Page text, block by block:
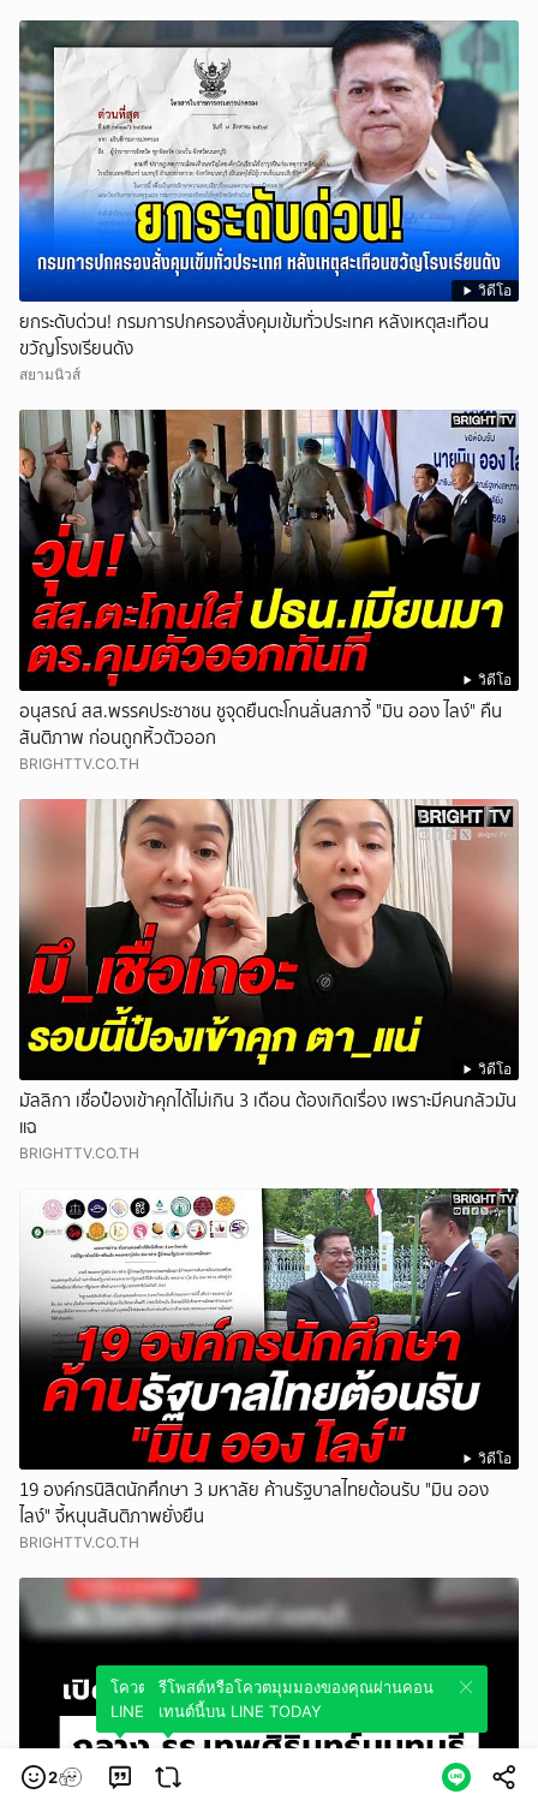
วิดีโอ
ยกระดับด่วน! กรมการปกครองสั่งคุมเข้มทั่วประเทศ หลังเหตุสะเทือน
ขวัญโรงเรียนดัง
สยามนิวส์
วิดีโอ
อนุสรณ์ สส.พรรคประชาชน ชูจุดยืนตะโกนลั่นสภาจี้ "มิน ออง ไลง์" คืน
สันติภาพ ก่อนถูกหิ้วตัวออก
BRIGHTTV.CO.TH
วิดีโอ
มัลลิกา เชื่อป๋องเข้าคุกได้ไม่เกิน 3 เดือน ต้องเกิดเรื่อง เพราะมีคนกลัวมัน
แฉ
BRIGHTTV.CO.TH
วิดีโอ
19 องค์กรนิสิตนักศึกษา 3 มหาลัย ค้านรัฐบาลไทยต้อนรับ "มิน ออง
ไลง์" จี้หนุนสันติภาพยั่งยืน
BRIGHTTV.CO.TH
2
โควตมุมมองของคุณผ่านคอนเทนต์นี้บน
LINE TODAY
รีโพสต์หรือโควตมุมมองของคุณผ่านคอน
เทนต์นี้บน LINE TODAY